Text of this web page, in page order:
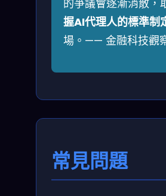
的爭議會逐漸消散，
握AI代理人的標準制
場。—— 金融科技觀
常見問題